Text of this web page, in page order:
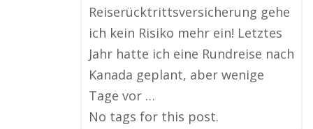
Reiserücktrittsversicherung gehe
ich kein Risiko mehr ein! Letztes
Jahr hatte ich eine Rundreise nach
Kanada geplant, aber wenige
Tage vor …
No tags for this post.